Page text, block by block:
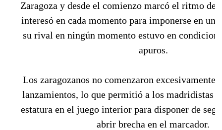
Zaragoza y desde el comienzo marcó el ritmo de
interesó en cada momento para imponerse en un
su rival en ningún momento estuvo en
apuros.
Los zaragozanos no comenzaron excesivamente
lanzamientos, lo que permitió a los madridistas
estatura en el juego interior para disponer de
abrir brecha en el marcador.